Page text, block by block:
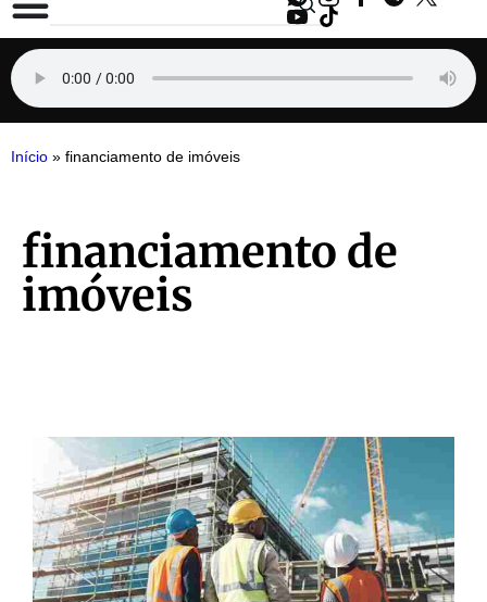
Início » financiamento de imóveis
financiamento de
imóveis